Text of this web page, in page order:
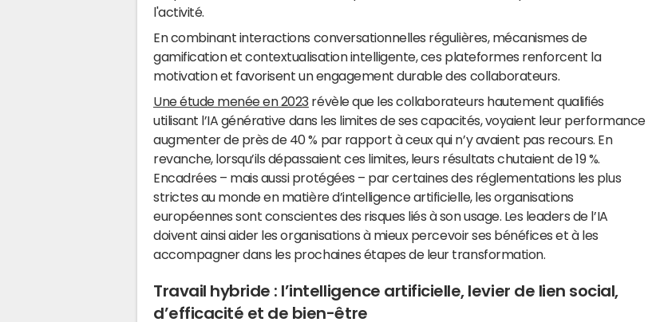
l'activité.
En combinant interactions conversationnelles régulières, mécanismes de
gamification et contextualisation intelligente, ces plateformes renforcent la
motivation et favorisent un engagement durable des collaborateurs.
Une étude menée en 2023révèle que les collaborateurs hautement qualifiés
utilisant l’IA générative dans les limites de ses capacités, voyaient leur performance
augmenter de près de 40 % par rapport à ceux qui n’y avaient pas recours. En
revanche, lorsqu’ils dépassaient ces limites, leurs résultats chutaient de 19 %.
Encadrées – mais aussi protégées – par certaines des réglementations les plus
strictes au monde en matière d’intelligence artificielle, les organisations
européennes sont conscientes des risques liés à son usage. Les leaders de l’IA
doivent ainsi aider les organisations à mieux percevoir ses bénéfices et à les
accompagner dans les prochaines étapes de leur transformation.
Travail hybride : l’intelligence artificielle, levier de lien social,
d’efficacité et de bien-être